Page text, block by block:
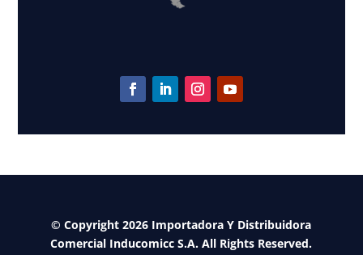
© Copyright 2026 Importadora Y Distribuidora
Comercial Inducomicc S.A. All Rights Reserved.